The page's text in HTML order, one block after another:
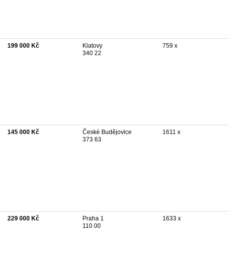
199 000 Kč
Klatovy
340 22
759 x
145 000 Kč
České Budějovice
373 63
1611 x
229 000 Kč
Praha 1
110 00
1633 x